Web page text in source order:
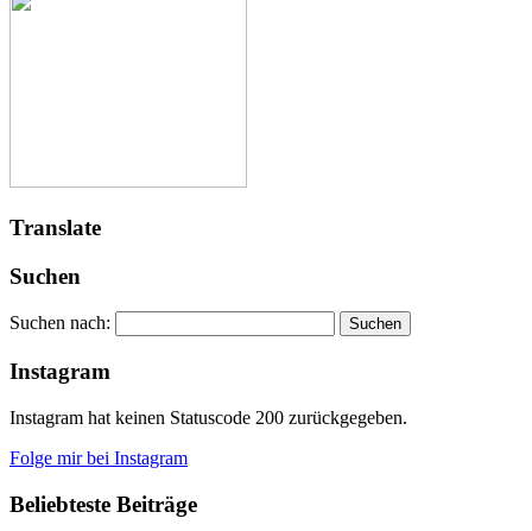
Translate
Suchen
Suchen nach:
Instagram
Instagram hat keinen Statuscode 200 zurückgegeben.
Folge mir bei Instagram
Beliebteste Beiträge